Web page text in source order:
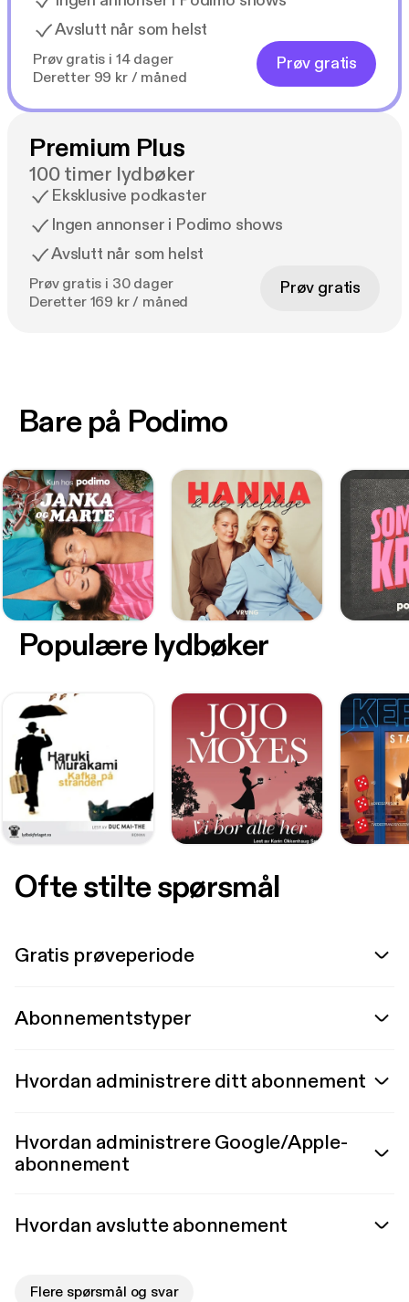
Avslutt når som helst
Prøv gratis i 14 dager
Deretter 99 kr / måned
Prøv gratis
Premium Plus
100 timer lydbøker
Eksklusive podkaster
Ingen annonser i Podimo shows
Avslutt når som helst
Prøv gratis i 30 dager
Deretter 169 kr / måned
Prøv gratis
Bare på Podimo
Populære lydbøker
Ofte stilte spørsmål
Gratis prøveperiode
Abonnementstyper
Hvordan administrere ditt abonnement
Hvordan administrere Google/Apple-
abonnement
Hvordan avslutte abonnement
Flere spørsmål og svar